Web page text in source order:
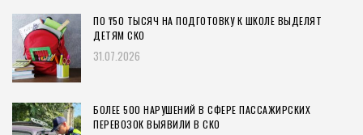
ПО ₸50 ТЫСЯЧ НА ПОДГОТОВКУ К ШКОЛЕ ВЫДЕЛЯТ
ДЕТЯМ СКО
31.07.2026
БОЛЕЕ 500 НАРУШЕНИЙ В СФЕРЕ ПАССАЖИРСКИХ
ПЕРЕВОЗОК ВЫЯВИЛИ В СКО